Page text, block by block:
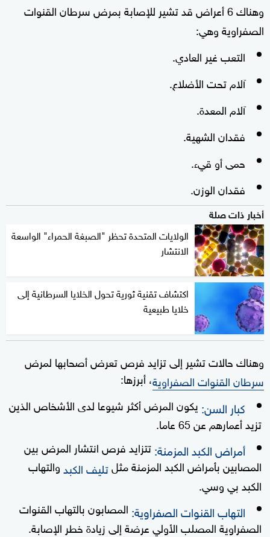
وهناك 6 أعراض قد تشير للإصابة بمرض سرطان القنوات
الصفراوية وهي:
التعب غير العادي.
آلام تحت الأضلاع.
آلام المعدة.
فقدان الشهية.
حمى أو قيء.
فقدان الوزن.
أخبار ذات صلة
الولايات المتحدة تحظر "الصبغة الحمراء" الواسعة
الانتشار
اكتشاف تقنية ثورية تحول الخلايا السرطانية إلى
خلايا طبيعية
وهناك حالات تشير إلى تزايد فرص تعرض أصحابها لمرض
سرطان القنوات الصفراوية، أبرزها:
كبار السن: يكون المرض أكثر شيوعا لدى الأشخاص الذين
تزيد أعمارهم عن 65 عاما.
أمراض الكبد المزمنة:تتزايد فرص انتشار المرض بين
المصابين بأمراض الكبد المزمنة مثلتليف الكبدوالتهاب
الكبد بي وسي.
التهاب القنوات الصفراوية: المصابون بالتهاب القنوات
الصفراوية المصلب الأولي عرضة إلى زيادة خطر الإصابة.